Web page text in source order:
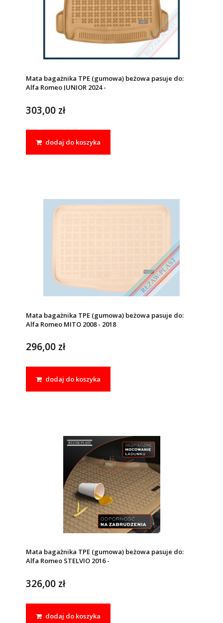
Mata bagażnika TPE (gumowa) beżowa pasuje do:
Alfa Romeo JUNIOR 2024 -
303,00 zł
dodaj do koszyka
Mata bagażnika TPE (gumowa) beżowa pasuje do:
Alfa Romeo MITO 2008 - 2018
296,00 zł
dodaj do koszyka
Mata bagażnika TPE (gumowa) beżowa pasuje do:
Alfa Romeo STELVIO 2016 -
326,00 zł
dodaj do koszyka